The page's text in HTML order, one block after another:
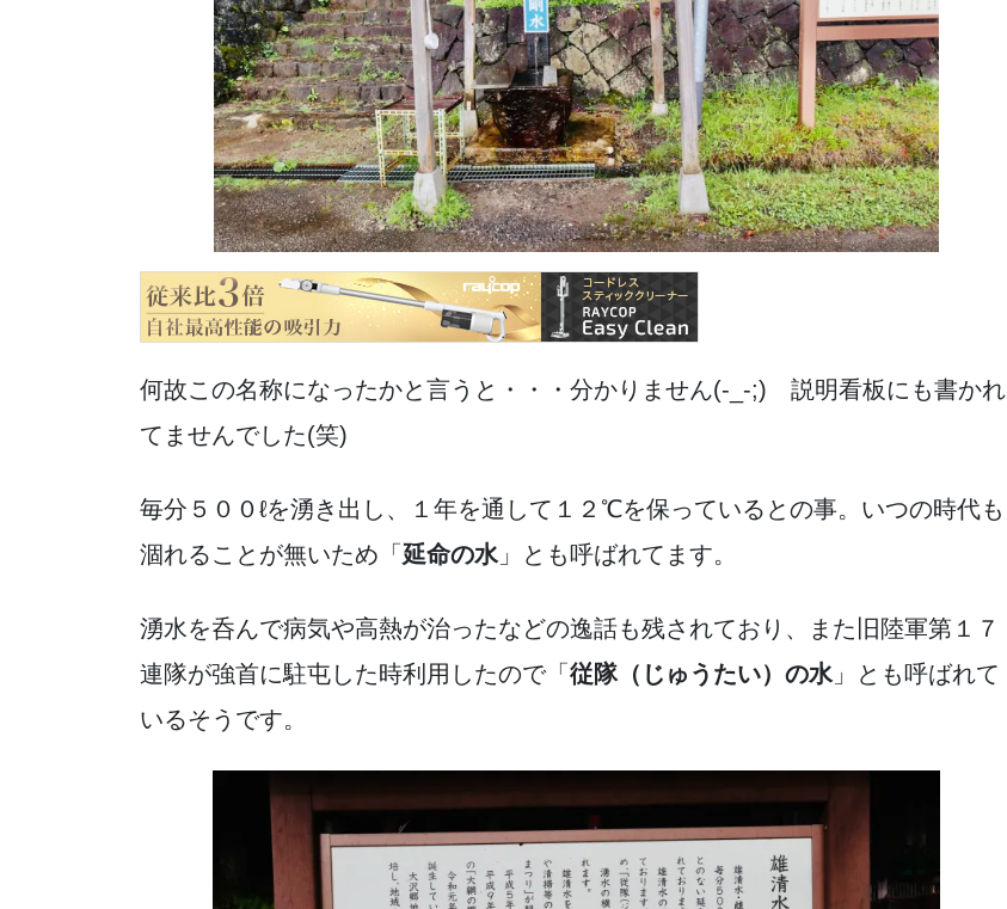
何故この名称になったかと言うと・・・分かりません(-_-;) 説明看板にも書かれ
てませんでした(笑)
毎分５００ℓを湧き出し、１年を通して１２℃を保っているとの事。いつの時代も
涸れることが無いため「延命の水」とも呼ばれてます。
湧水を呑んで病気や高熱が治ったなどの逸話も残されており、また旧陸軍第１７
連隊が強首に駐屯した時利用したので「従隊（じゅうたい）の水」とも呼ばれて
いるそうです。